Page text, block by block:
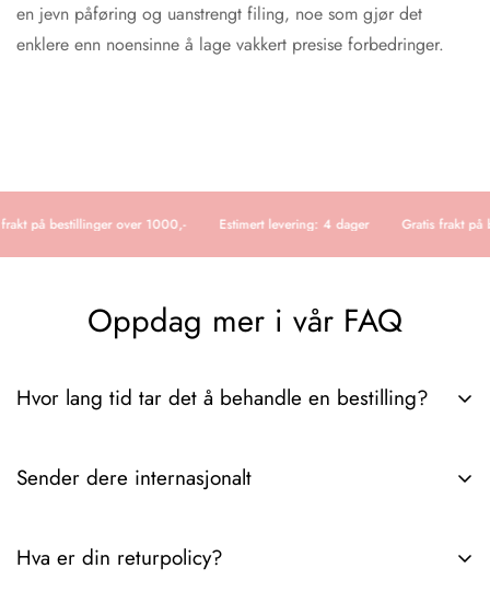
en jevn påføring og uanstrengt filing, noe som gjør det
enklere enn noensinne å lage vakkert presise forbedringer.
på bestillinger over 1000,- Estimert levering: 4 dager Gratis frakt på
Oppdag mer i vår FAQ
Hvor lang tid tar det å behandle en bestilling?
hos deg. Hvis du trenger ytterligere detaljer angående
Sender dere internasjonalt
om fraktpriser, leveringstider eller regioner som dekkes, gi oss
Hva er din returpolicy?